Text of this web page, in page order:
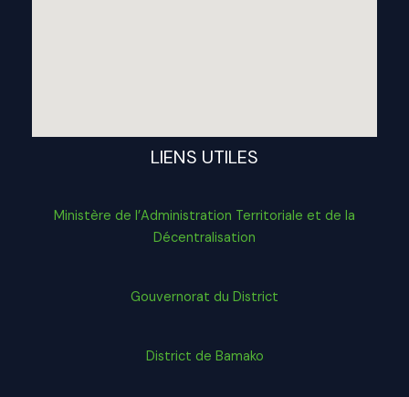
LIENS UTILES
Ministère de l’Administration Territoriale et de la
Décentralisation
Gouvernorat du District
District de Bamako